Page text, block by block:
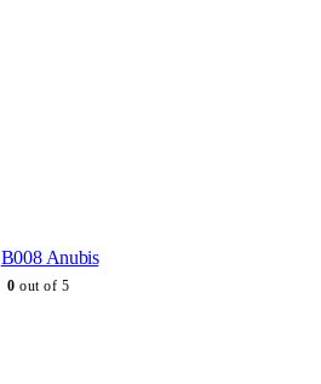
B008 Anubis
0 out of 5